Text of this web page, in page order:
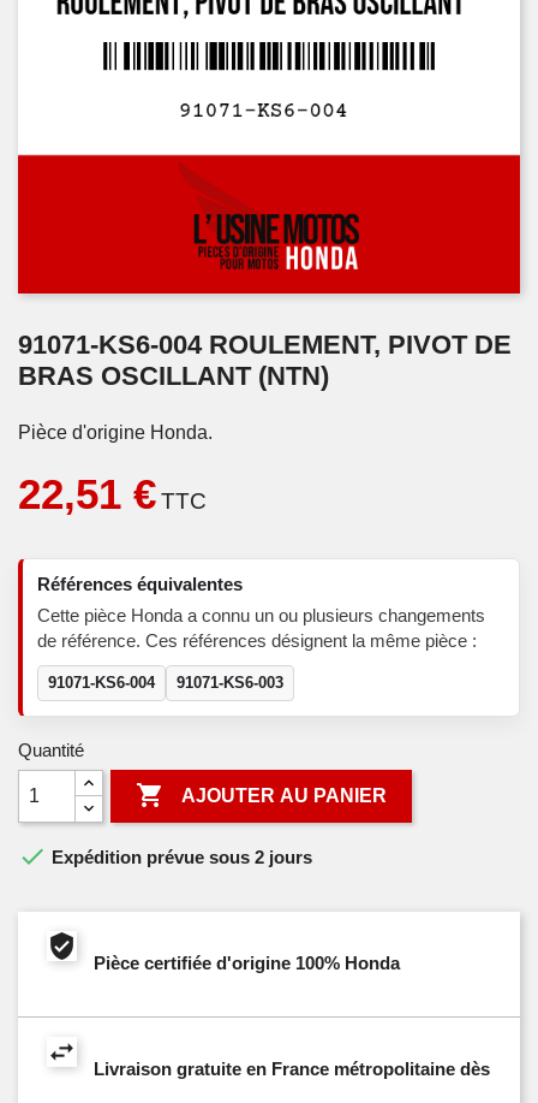
91071-KS6-004 ROULEMENT, PIVOT DE
BRAS OSCILLANT (NTN)
Pièce d'origine Honda.
22,51 €TTC
Références équivalentes
Cette pièce Honda a connu un ou plusieurs changements
de référence. Ces références désignent la même pièce :
91071-KS6-004 91071-KS6-003
Quantité
 AJOUTER AU PANIER
 Expédition prévue sous 2 jours
Pièce certifiée d'origine 100% Honda
Livraison gratuite en France métropolitaine dès